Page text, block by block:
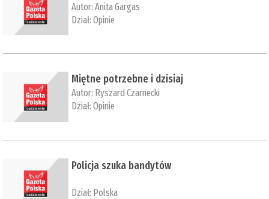
Autor:Anita Gargas
Dział:Opinie
Miętne potrzebne i dzisiaj
Autor: Ryszard Czarnecki
Dział:Opinie
Policja szuka bandytów
Dział: Polska